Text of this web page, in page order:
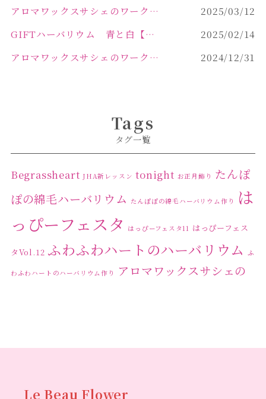
アロマワックスサシェのワークショップinPOLA中込原店 VOL.2
2025/03/12
GIFTハーバリウム 青と白【佐久市 ハーバリウム ギフト】
2025/02/14
アロマワックスサシェのワークショップinPOLA中込原店ご報告【佐久市 キャンドル サシェ】
2024/12/31
Tags
タグ一覧
Begrassheart JHA新レッスン tonight お正月飾り たんぽ
ぽの綿毛ハーバリウム たんぽぽの綿毛ハーバリウム作り
は
っぴーフェスタ
はっぴーフェスタ11 はっぴーフェス
タVol.12 ふわふわハートのハーバリウム ふ
わふわハートのハーバリウム作り
アロマワックスサシェの
リウムレッスン
Le Beau Flower